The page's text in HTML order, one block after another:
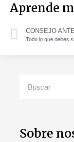
Aprende
CONSEJO
Sobre